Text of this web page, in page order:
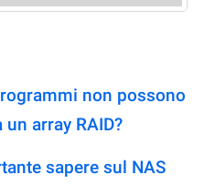
non possono
array RAID?
sapere sul NAS